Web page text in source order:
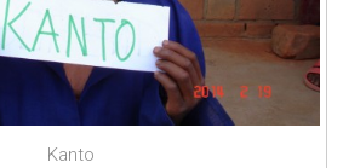
Kanto